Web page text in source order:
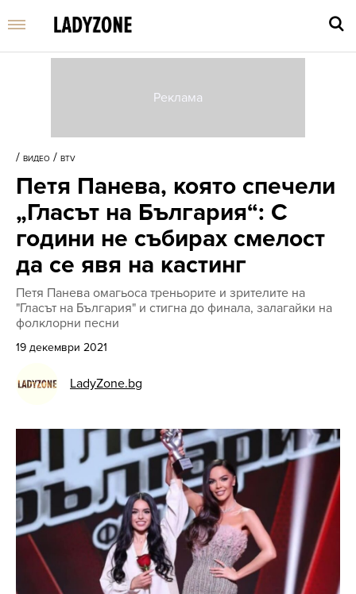
и
/ ВИДЕО / BTV
Петя Панева, която спечели
„Гласът на България“: С
години не събирах смелост
да се явя на кастинг
Петя Панева омагьоса треньорите и зрителите на
"Гласът на България" и стигна до финала, залагайки на
фолклорни песни
19 декември 2021
LadyZone.bg